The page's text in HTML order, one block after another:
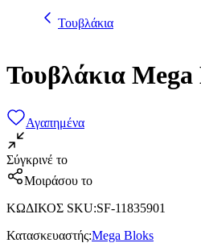
Τουβλάκια
Τουβλάκια
Αγαπημένα
Σύγκρινέ το
Μοιράσου το
ΚΩΔΙΚΟΣ SKU:SF-11835901
Κατασκευαστής:Mega Bloks